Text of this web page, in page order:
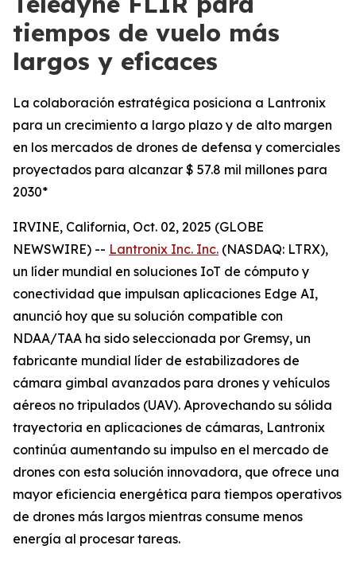
tiempos de vuelo más
largos y eficaces
La colaboración estratégica posiciona a Lantronix
para un crecimiento a largo plazo y de alto margen
en los mercados de drones de defensa y comerciales
proyectados para alcanzar $ 57.8 mil millones para
2030*
IRVINE, California, Oct. 02, 2025 (GLOBE
NEWSWIRE) -- Lantronix Inc. Inc. (NASDAQ: LTRX),
un líder mundial en soluciones IoT de cómputo y
conectividad que impulsan aplicaciones Edge AI,
anunció hoy que su solución compatible con
NDAA/TAA ha sido seleccionada por Gremsy, un
fabricante mundial líder de estabilizadores de
cámara gimbal avanzados para drones y vehículos
aéreos no tripulados (UAV). Aprovechando su sólida
trayectoria en aplicaciones de cámaras, Lantronix
continúa aumentando su impulso en el mercado de
drones con esta solución innovadora, que ofrece una
mayor eficiencia energética para tiempos operativos
de drones más largos mientras consume menos
energía al procesar tareas.